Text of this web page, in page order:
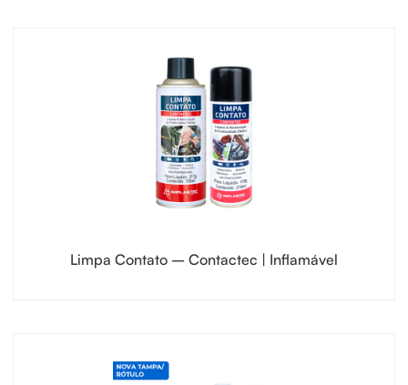
Limpa Contato – Contactec | Inflamável